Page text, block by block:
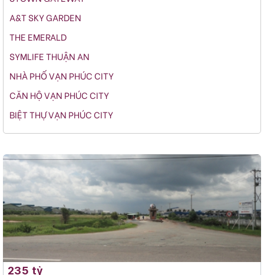
A&T SKY GARDEN
THE EMERALD
SYMLIFE THUẬN AN
NHÀ PHỐ VẠN PHÚC CITY
CĂN HỘ VẠN PHÚC CITY
BIỆT THỰ VẠN PHÚC CITY
235 tỷ